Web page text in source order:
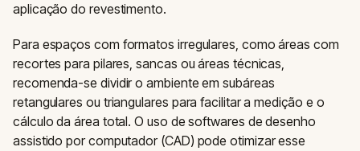
aplicação do revestimento.
Para espaços com formatos irregulares, como áreas com
recortes para pilares, sancas ou áreas técnicas,
recomenda-se dividir o ambiente em subáreas
retangulares ou triangulares para facilitar a medição e o
cálculo da área total. O uso de softwares de desenho
assistido por computador (CAD) pode otimizar esse